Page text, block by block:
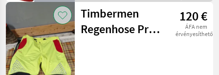
munkaruha
Timbermen
Regenhose Pro
120 €
ÁFA nem
érvényesíthető